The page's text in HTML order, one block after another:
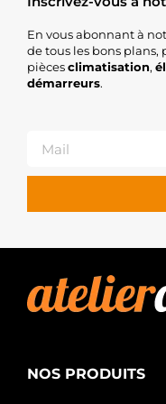
En vous abonnant à
de tous les bons plans,
piècesclimatisation,
démarreurs.
NOS PRODUITS